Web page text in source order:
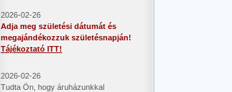
2026-02-26
Adja meg születési dátumát és
megajándékozzuk születésnapján!
Tájékoztató ITT!
2026-02-26
Tudta Ön, hogy áruházunkkal